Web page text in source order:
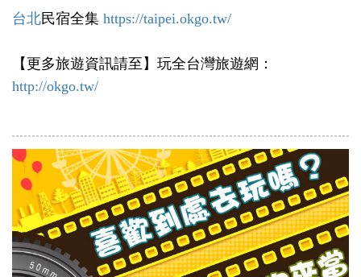
台北民宿全集 https://taipei.okgo.tw/
【更多旅遊資訊請至】玩全台灣旅遊網：
http://okgo.tw/